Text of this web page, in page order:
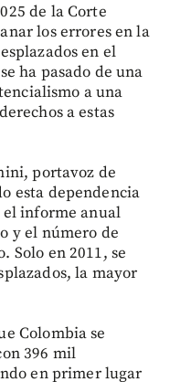
de la Corte
los errores en la
en el
ha pasado de una
a una
a estas
portavoz de
esta dependencia
el informe anual
y el número de
Solo en 2011, se
la mayor
Colombia se
396 mil
en primer lugar